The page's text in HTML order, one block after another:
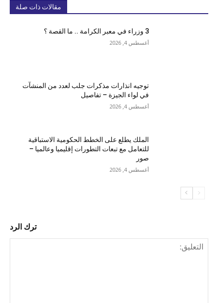
مقالات ذات صلة
3 وزراء في معبر الكرامة .. ما القصة ؟
أغسطس 4, 2026
توجيه انذارات مذكرات جلب لعدد من المنشآت
في لواء الجيزة – تفاصيل
أغسطس 4, 2026
الملك يطلع على الخطط الحكومية الاستباقية
للتعامل مع تبعات التطورات إقليميا وعالميا –
صور
أغسطس 4, 2026
ترك الرد